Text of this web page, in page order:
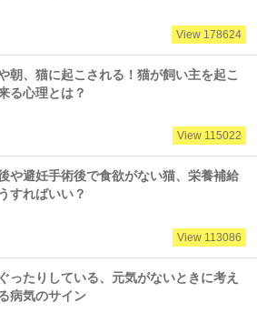
View 178624
朝、猫に起こされる！猫が飼い主を起こ
る心理とは？
View 115022
や避妊手術後で食欲がない猫、栄養補給
すればいい？
View 113086
ったりしている、元気がないときに考え
病気のサイン